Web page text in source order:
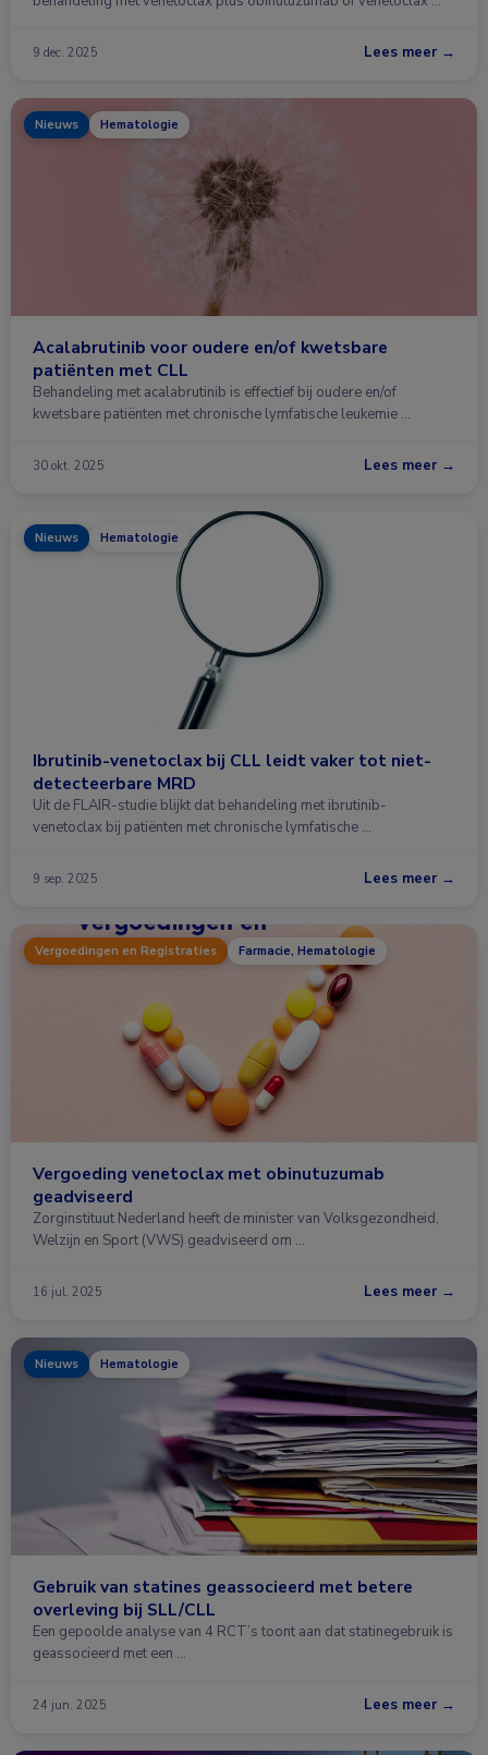
9 dec. 2025 Lees meer →
Nieuws Hematologie
Acalabrutinib voor oudere en/of kwetsbare
patiënten met CLL
Behandeling met acalabrutinib is effectief bij oudere en/of
kwetsbare patiënten met chronische lymfatische leukemie …
30 okt. 2025 Lees meer →
Nieuws Hematologie
Ibrutinib-venetoclax bij CLL leidt vaker tot niet-
detecteerbare MRD
Uit de FLAIR-studie blijkt dat behandeling met ibrutinib-
venetoclax bij patiënten met chronische lymfatische …
9 sep. 2025 Lees meer →
Vergoedingen en Registraties Farmacie, Hematologie
Vergoeding venetoclax met obinutuzumab
geadviseerd
Zorginstituut Nederland heeft de minister van Volksgezondheid,
Welzijn en Sport (VWS) geadviseerd om …
16 jul. 2025 Lees meer →
Nieuws Hematologie
Gebruik van statines geassocieerd met betere
overleving bij SLL/CLL
Een gepoolde analyse van 4 RCT’s toont aan dat statinegebruik is
geassocieerd met een …
24 jun. 2025 Lees meer →